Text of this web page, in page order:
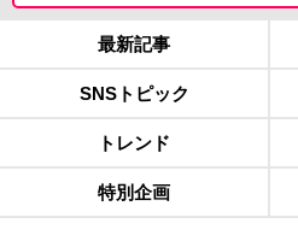
最新記事
SNSトピック
トレンド
特別企画